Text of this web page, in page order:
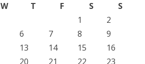
W T F S
S
1
2
6 7 8
9
13 14 15
16
20 21 22 23